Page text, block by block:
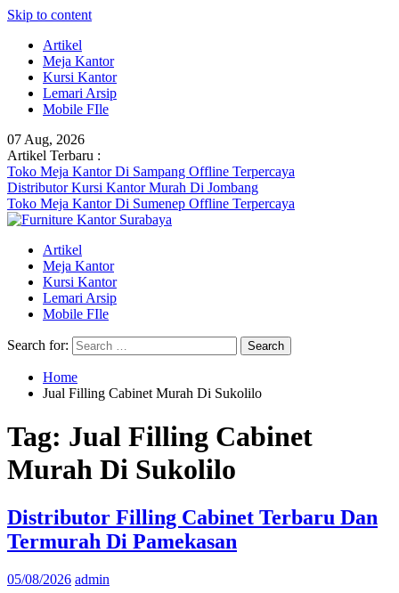
Skip to content
Artikel
Meja Kantor
Kursi Kantor
Lemari Arsip
Mobile FIle
07 Aug, 2026
Artikel Terbaru :
Toko Meja Kantor Di Sampang Offline Terpercaya
Distributor Kursi Kantor Murah Di Jombang
Toko Meja Kantor Di Sumenep Offline Terpercaya
Artikel
Meja Kantor
Kursi Kantor
Lemari Arsip
Mobile FIle
Search for:
Home
Jual Filling Cabinet Murah Di Sukolilo
Tag: Jual Filling Cabinet
Murah Di Sukolilo
Distributor Filling Cabinet Terbaru Dan
Termurah Di Pamekasan
05/08/2026 admin